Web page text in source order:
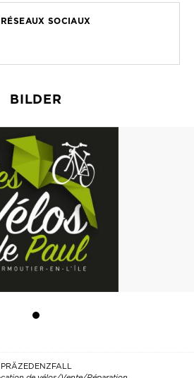
SOCIAUX
BILDER
PRÄZEDENZFALL